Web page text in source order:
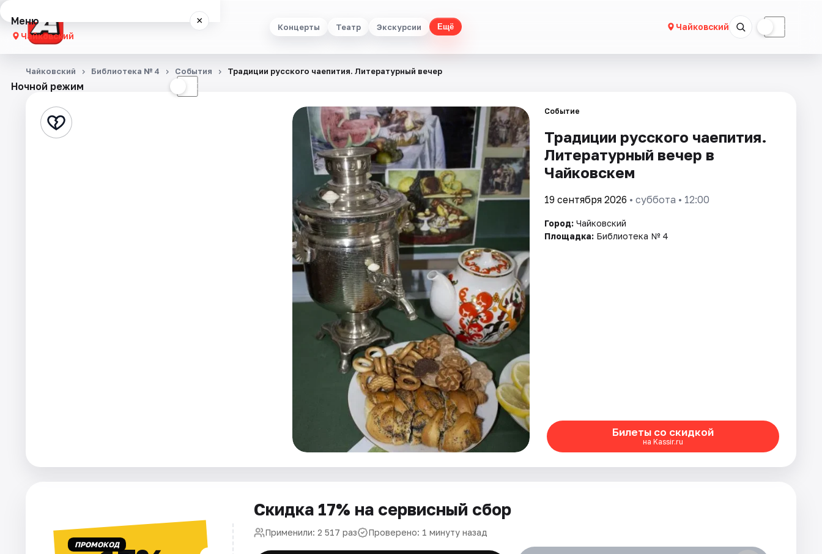
Концерты Театр Экскурсии Ещё Чайковский ☾
Меню ×
Чайковский
Концерты
Экскурсии
Ночной режим ☾
Чайковский Библиотека № 4 События Традиции русского чаепития. Литературный вечер
Событие
Традиции русского чаепития.
Литературный вечер в
Чайковскем
19 сентября 2026 • суббота • 12:00
Город: Чайковский
Площадка: Библиотека № 4
Билеты со скидкой
на Kassir.ru
ПРОМОКОД
Скидка 17% на сервисный сбор
Применили: 2 517 раз Проверено: 1 минуту назад